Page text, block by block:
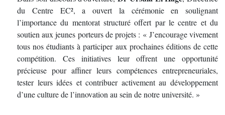
du Centre EC², a ouvert la cérémonie en soulignant
l’importance du mentorat structuré offert par le centre et du
soutien aux jeunes porteurs de projets : « J’encourage vivement
tous nos étudiants à participer aux prochaines éditions de cette
compétition. Ces initiatives leur offrent une opportunité
précieuse pour affiner leurs compétences entrepreneuriales,
tester leurs idées et contribuer activement au développement
d’une culture de l’innovation au sein de notre université. »